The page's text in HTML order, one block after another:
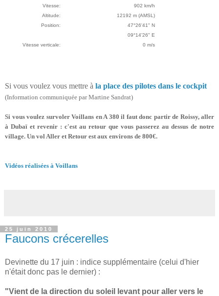
Vitesse:
902 km/h
Altitude:
12192 m (AMSL)
Position:
47°26'41" N
09°14'26" E
Vitesse verticale:
0 m/s
Si vous voulez vous mettre à la place des pilotes dans le cockpit
(Information communiquée par Martine Sandrat)
Si vous voulez survoler Voillans en A 380 il faut donc partir de Roissy, aller
à Dubaï et revenir : c'est au retour que vous passerez au dessus de notre
village. Un vol Aller et Retour est aux environs de 800€.
Vidéos réalisées à Voillans
25 juin 2010
Faucons crécerelles
Devinette du 17 juin : indice supplémentaire (celui d'hier
n'était donc pas le dernier) :
"Vient de la direction du soleil levant pour aller vers le